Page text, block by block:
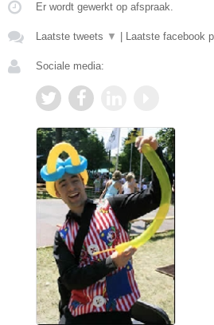
Er wordt gewerkt op afspraak.
Laatste tweets ▼ Laatste facebook
Sociale media: